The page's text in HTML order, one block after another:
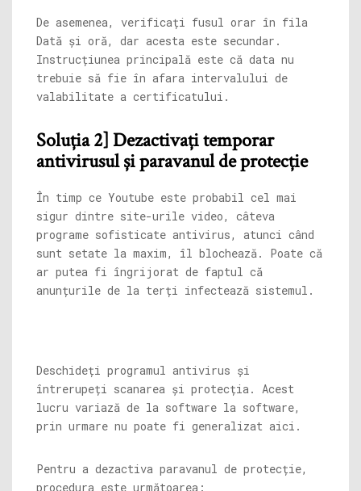
De asemenea, verificați fusul orar în fila
Dată și oră, dar acesta este secundar.
Instrucțiunea principală este că data nu
trebuie să fie în afara intervalului de
valabilitate a certificatului.
Soluția 2] Dezactivați temporar
antivirusul și paravanul de protecție
În timp ce Youtube este probabil cel mai
sigur dintre site-urile video, câteva
programe sofisticate antivirus, atunci când
sunt setate la maxim, îl blochează. Poate că
ar putea fi îngrijorat de faptul că
anunțurile de la terți infectează sistemul.
Deschideți programul antivirus și
întrerupeți scanarea și protecția. Acest
lucru variază de la software la software,
prin urmare nu poate fi generalizat aici.
Pentru a dezactiva paravanul de protecție,
procedura este următoarea: